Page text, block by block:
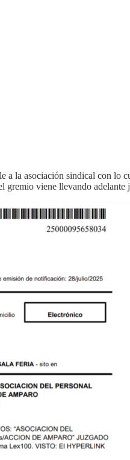
la asociación sindical con lo
viene llevando